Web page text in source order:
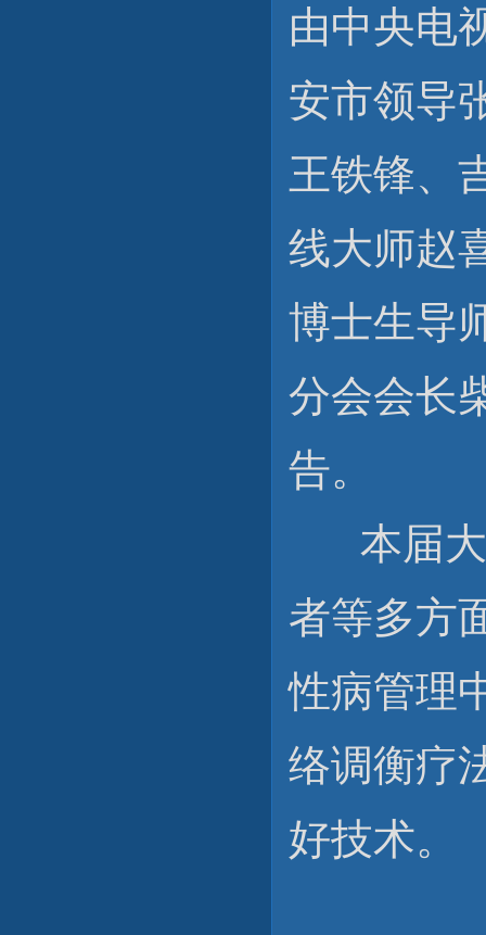
由中央电
安市领导
王铁锋、
线大师赵
博士生导
分会会长
告。
本届大
者等多方
性病管理
络调衡疗
好技术。